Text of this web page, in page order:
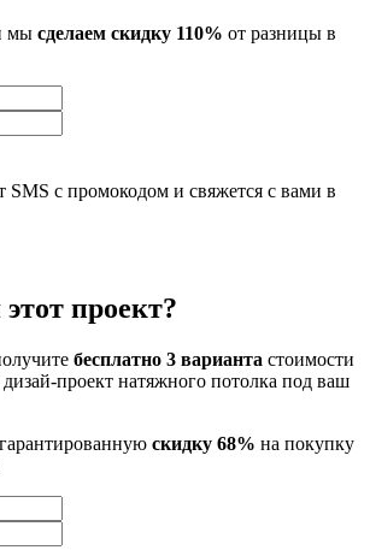
мы сделаем скидку 110% от разницы в
с промокодом и свяжется с вами в
проект?
бесплатно 3 варианта стоимости
проект натяжного потолка под ваш
скидку 68% на покупку